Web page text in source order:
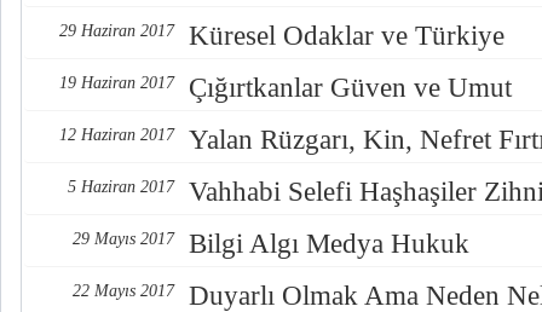
29 Haziran 2017 Küresel Odaklar ve Türkiye
19 Haziran 2017 Çığırtkanlar Güven ve Umut
12 Haziran 2017 Yalan Rüzgarı, Kin, Nefret
5 Haziran 2017 Vahhabi Selefi Haşhaşiler
29 Mayıs 2017 Bilgi Algı Medya Hukuk
22 Mayıs 2017 Duyarlı Olmak Ama Neden